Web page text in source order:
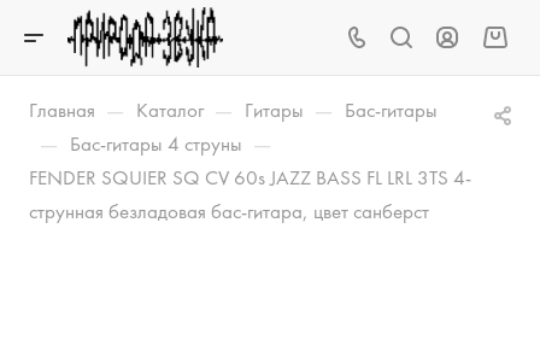
Главная — Каталог — Гитары — Бас-гитары
— Бас-гитары 4 струны —
FENDER SQUIER SQ CV 60s JAZZ BASS FL LRL 3TS 4-
струнная безладовая бас-гитара, цвет санберст